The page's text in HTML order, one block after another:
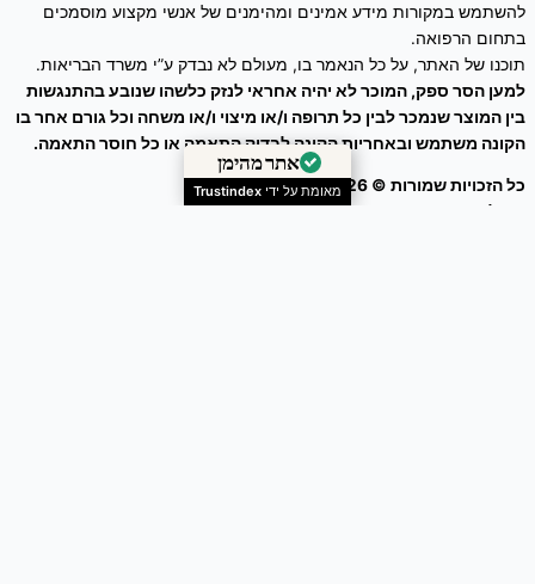
להשתמש במקורות מידע אמינים ומהימנים של אנשי מקצוע מוסמכים
בתחום הרפואה.
תוכנו של האתר, על כל הנאמר בו, מעולם לא נבדק ע”י משרד הבריאות.
למען הסר ספק, המוכר לא יהיה אחראי לנזק כלשהו שנובע בהתנגשות
בין המוצר שנמכר לבין כל תרופה ו/או מיצוי ו/או משחה וכל גורם אחר בו
הקונה משתמש ובאחריות הקונה לבדוק התאמה או כל חוסר התאמה.
כל הזכויות שמורות © 2026
זרעים מציון
ניהול אתר – עיצוב ושיווק דיגיטלי :Webeing Digital
אתר מהימן
מאומת על ידי Trustindex